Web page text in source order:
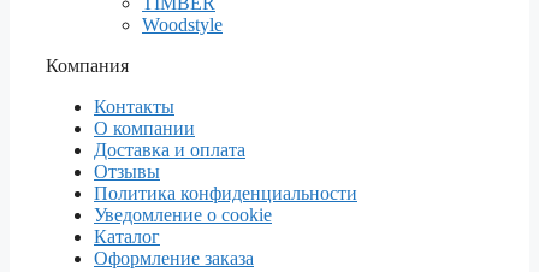
Woodstyle
Компания
Контакты
О компании
Доставка и оплата
Отзывы
Политика конфиденциальности
Уведомление о cookie
Каталог
Оформление заказа